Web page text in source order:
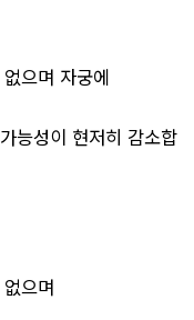
으며 자궁에
능성이 현저히 감소합
으며